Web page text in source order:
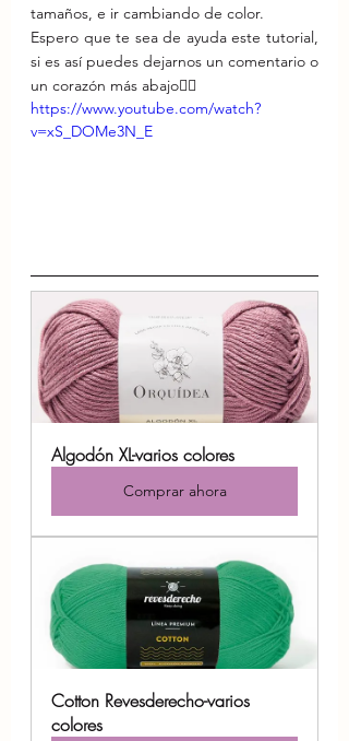
tamaños, e ir cambiando de color.
Espero que te sea de ayuda este tutorial,
si es así puedes dejarnos un comentario o
un corazón más abajo👇🏻
https://www.youtube.com/watch?
v=xS_DOMe3N_E
Algodón XL-varios colores
Comprar ahora
Cotton Revesderecho-varios
colores